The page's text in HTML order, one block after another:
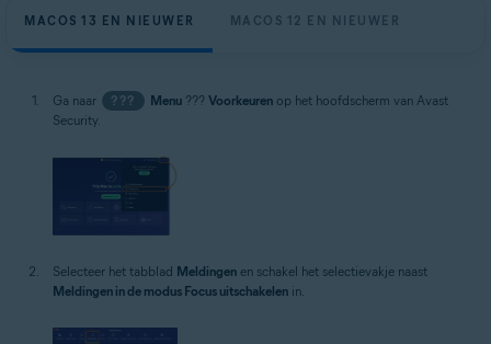
MACOS 13 EN NIEUWER MACOS 12 EN NIEUWER
Ga naar ??? Menu??? Voorkeurenop het hoofdscherm van Avast
Security.
Selecteer het tabblad Meldingen en schakel het selectievakje naast
Meldingen in de modus Focus uitschakelen in.